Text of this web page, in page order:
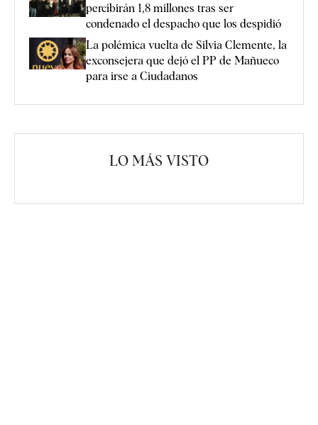
percibirán 1,8 millones tras ser
condenado el despacho que los despidió
La polémica vuelta de Silvia Clemente, la
exconsejera que dejó el PP de Mañueco
para irse a Ciudadanos
LO MÁS VISTO